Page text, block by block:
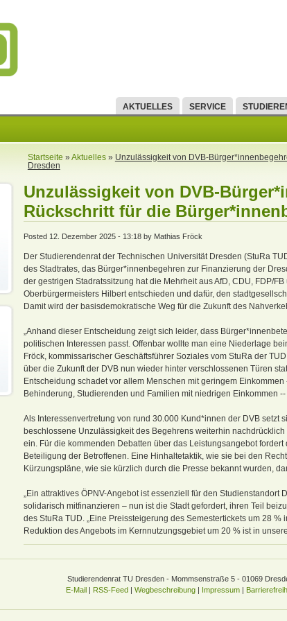
AKTUELLES SERVICE
Startseite »Aktuelles» Unzulässigkeit von DVB-
Dresden
Unzulässigkeit von DVB-
Rückschritt für die
Posted 12. Dezember 2025 - 13:18 by Mathias Fröck
Der Studierendenrat der Technischen Universität Dresden (StuRa
des Stadtrates, das Bürger*innenbegehren zur Finanzierung der
der gestrigen Stadratssitzung hat die Mehrheit aus AfD, CDU, FDP/
Oberbürgermeisters Hilbert entschieden und dafür, den
Damit wird der basisdemokratische Weg für die Zukunft des
„Anhand dieser Entscheidung zeigt sich leider, dass
politischen Interessen passt. Offenbar wollte man eine Niederlage
Fröck, kommissarischer Geschäftsführer Soziales vom StuRa der
über die Zukunft der DVB nun wieder hinter verschlossenen Türen
Entscheidung schadet vor allem Menschen mit geringem
Behinderung, Studierenden und Familien mit niedrigen Einkommen
Als Interessenvertretung von rund 30.000 Kund*innen der DVB setzt
beschlossene Unzulässigkeit des Begehrens weiterhin
ein. Für die kommenden Debatten über das Leistungsangebot
Beteiligung der Betroffenen. Eine Hinhaltetaktik, wie sie bei den
Kürzungspläne, wie sie kürzlich durch die Presse bekannt wurden,
„Ein attraktives ÖPNV-Angebot ist essenziell für den
solidarisch mitfinanzieren – nun ist die Stadt gefordert, ihren Teil
des StuRa TUD. „Eine Preissteigerung des Semestertickets um 28
Reduktion des Angebots im Kernnutzungsgebiet um 20 % ist in
Studierendenrat TU Dresden - Mommsenstraße 5 - 01069
E-Mail| RSS-Feed| Wegbeschreibung| Impressum|